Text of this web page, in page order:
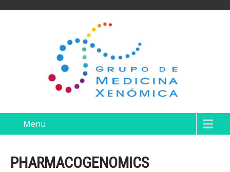
Menu
PHARMACOGENOMICS